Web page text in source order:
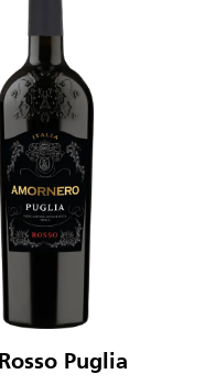
Puglia